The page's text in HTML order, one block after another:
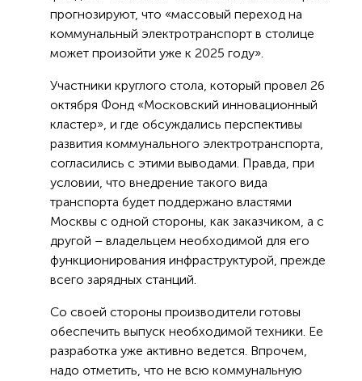
прогнозируют, что «массовый переход на
коммунальный электротранспорт в столице
может произойти уже к 2025 году».
Участники круглого стола, который провел 26
октября Фонд «Московский инновационный
кластер», и где обсуждались перспективы
развития коммунального электротранспорта,
согласились с этими выводами. Правда, при
условии, что внедрение такого вида
транспорта будет поддержано властями
Москвы с одной стороны, как заказчиком, а с
другой – владельцем необходимой для его
функционирования инфраструктурой, прежде
всего зарядных станций.
Со своей стороны производители готовы
обеспечить выпуск необходимой техники. Ее
разработка уже активно ведется. Впрочем,
надо отметить, что не всю коммунальную